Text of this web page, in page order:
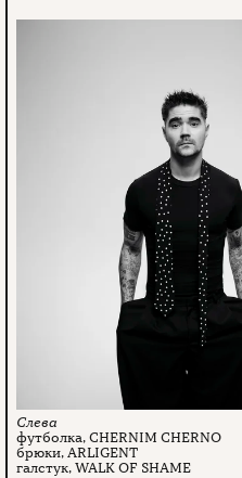
футболка, CHERNIM CHERNO
брюки, ARLIGENT
галстук, WALK OF SHAME